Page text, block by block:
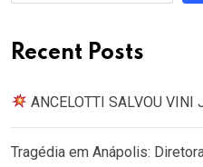
Recent Posts
ANCELOTTI SALVOU VINI
Tragédia em Anápolis: